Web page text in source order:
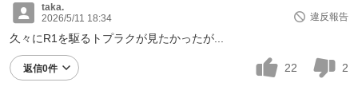
taka.
2026/5/11 18:34
違反報告
久々にR1を駆るトプラクが見たかったが...
返信0件 22 2